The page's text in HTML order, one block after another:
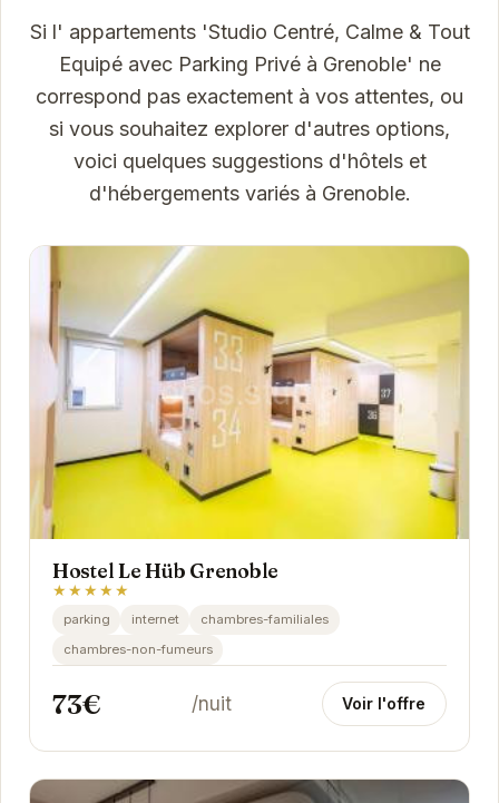
Si l' appartements 'Studio Centré, Calme & Tout
Equipé avec Parking Privé à Grenoble' ne
correspond pas exactement à vos attentes, ou
si vous souhaitez explorer d'autres options,
voici quelques suggestions d'hôtels et
d'hébergements variés à Grenoble.
Hostel Le Hüb Grenoble
★★★★★
parking internet
chambres-familiales
chambres-non-fumeurs
73€ /nuit Voir l'offre